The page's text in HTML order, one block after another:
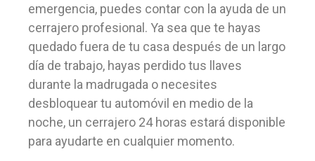
emergencia, puedes contar con la ayuda de un
cerrajero profesional. Ya sea que te hayas
quedado fuera de tu casa después de un largo
día de trabajo, hayas perdido tus llaves
durante la madrugada o necesites
desbloquear tu automóvil en medio de la
noche, un cerrajero 24 horas estará disponible
para ayudarte en cualquier momento.